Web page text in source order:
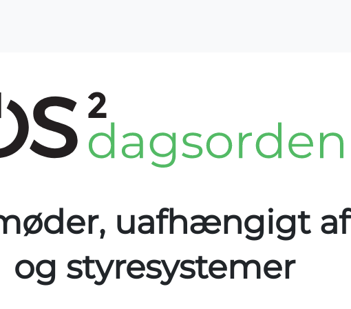
uafhængigt
og styresystemer